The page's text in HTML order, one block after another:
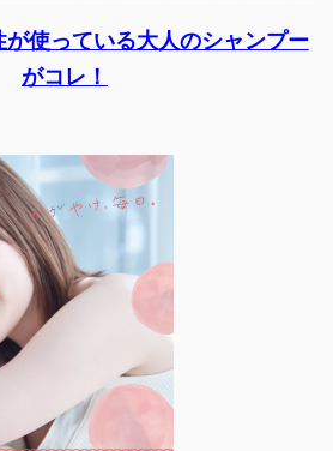
使っている大人のシャンプー
がコレ！